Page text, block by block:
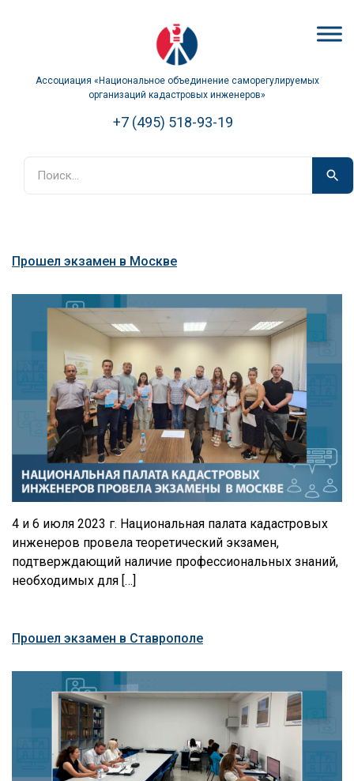
Ассоциация «Национальное объединение саморегулируемых
организаций кадастровых инженеров»
+7 (495) 518-93-19
Прошел экзамен в Москве
4 и 6 июля 2023 г. Национальная палата кадастровых
инженеров провела теоретический экзамен,
подтверждающий наличие профессиональных знаний,
необходимых для […]
Прошел экзамен в Ставрополе